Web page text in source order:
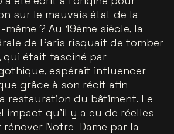
sur le mauvais état de la
? Au 19ème siècle, la
de Paris risquait de tomber
qui était fasciné par
espérait influencer
grâce à son récit afin
restauration du bâtiment. Le
impact qu'il y a eu de réelles
Notre-Dame par la